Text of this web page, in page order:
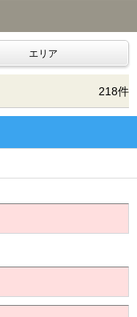
エリア
218件